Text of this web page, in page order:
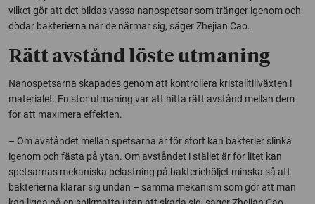
vilket gör att det bildas vassa nanospetsar som tränger igenom och
dödar bakterierna när de närmar sig, säger Zhejian Cao.
Rätt avstånd löste utmaning
Nanospetsarna skapades genom att kontrollera kristalltillväxten i
materialet. En stor utmaning var att hitta rätt avstånd mellan dem
för att maximera effekten.
– Om avståndet mellan spetsarna är för stort kan bakterier slinka
igenom och fästa på ytan. Om avståndet i stället är för litet kan
spetsarnas mekaniska belastning på bakteriehöljet minska så att
bakterierna klarar sig undan – samma mekanism som gör att man